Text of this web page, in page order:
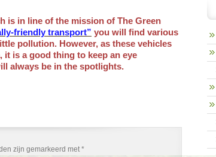
is in line of the mission of The Green
friendly transport” you will find various
pollution. However, as these vehicles
is a good thing to keep an eye
always be in the spotlights.
zijn gemarkeerd met*